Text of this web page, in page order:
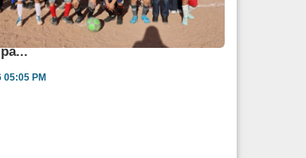
impulsa jornada de salud y
PM